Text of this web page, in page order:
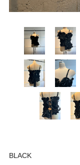
BLACK